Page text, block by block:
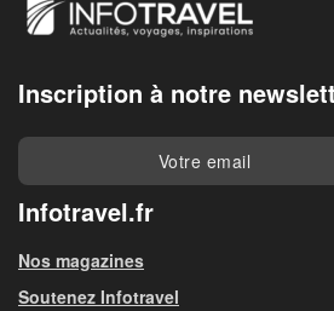
Inscription à notre
Infotravel.fr
Nos magazines
Soutenez Infotravel